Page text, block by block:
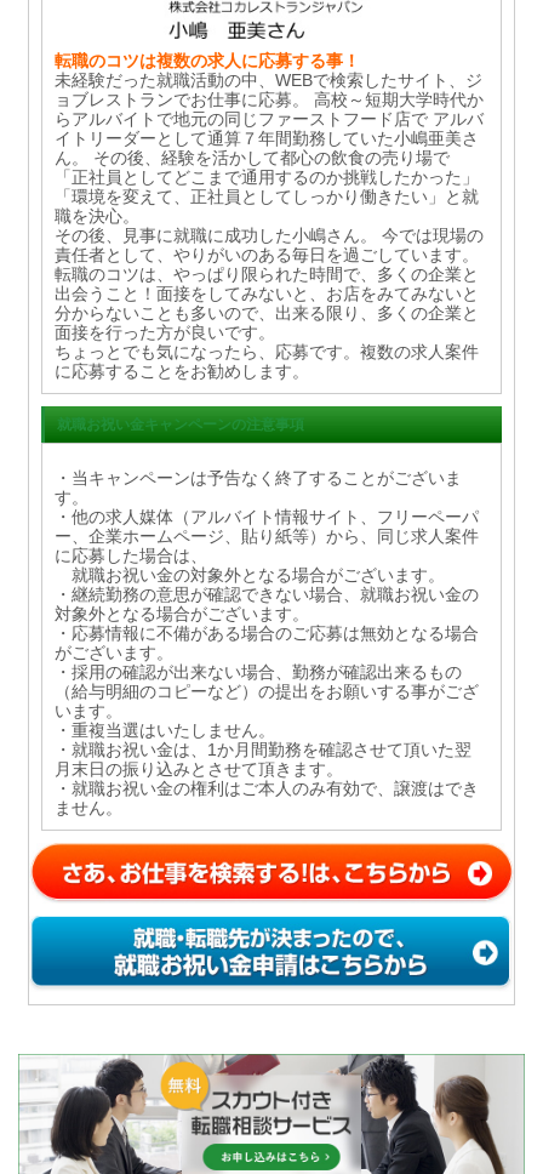
転職のコツは複数の求人に応募する事！
未経験だった就職活動の中、WEBで検索したサイト、ジ
ョブレストランでお仕事に応募。 高校～短期大学時代か
らアルバイトで地元の同じファーストフード店で アルバ
イトリーダーとして通算７年間勤務していた小嶋亜美さ
ん。 その後、経験を活かして都心の飲食の売り場で
「正社員としてどこまで通用するのか挑戦したかった」
「環境を変えて、正社員としてしっかり働きたい」と就
職を決心。
その後、見事に就職に成功した小嶋さん。 今では現場の
責任者として、やりがいのある毎日を過ごしています。
転職のコツは、やっぱり限られた時間で、多くの企業と
出会うこと！面接をしてみないと、お店をみてみないと
分からないことも多いので、出来る限り、多くの企業と
面接を行った方が良いです。
ちょっとでも気になったら、応募です。複数の求人案件
に応募することをお勧めします。
就職お祝い金キャンペーンの注意事項
・当キャンペーンは予告なく終了することがございま
す。
・他の求人媒体（アルバイト情報サイト、フリーペーパ
ー、企業ホームページ、貼り紙等）から、同じ求人案件
に応募した場合は、
就職お祝い金の対象外となる場合がございます。
・継続勤務の意思が確認できない場合、就職お祝い金の
対象外となる場合がございます。
・応募情報に不備がある場合のご応募は無効となる場合
がございます。
・採用の確認が出来ない場合、勤務が確認出来るもの
（給与明細のコピーなど）の提出をお願いする事がござ
います。
・重複当選はいたしません。
・就職お祝い金は、1か月間勤務を確認させて頂いた翌
月末日の振り込みとさせて頂きます。
・就職お祝い金の権利はご本人のみ有効で、譲渡はでき
ません。